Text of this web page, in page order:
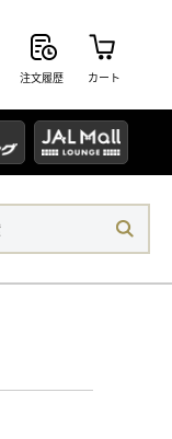
注文履歴 カート